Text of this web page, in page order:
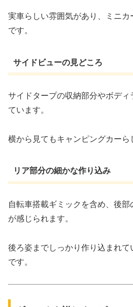
実車らしい雰囲気があり、ミニ
です。
サイドビューの見どころ
サイドタープの収納部分やボデ
ています。
横から見てもキャンピングカーら
リア部分の細かな作り込み
自転車搭載ギミックを含め、後部
が感じられます。
後ろ姿までしっかり作り込まれて
です。